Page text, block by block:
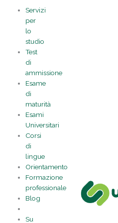
contenuto
Servizi
per
lo
studio
Test
di
ammissione
Esame
di
maturità
Esami
Universitari
Corsi
di
lingue
Orientamento
Formazione
professionale
Blog
Su